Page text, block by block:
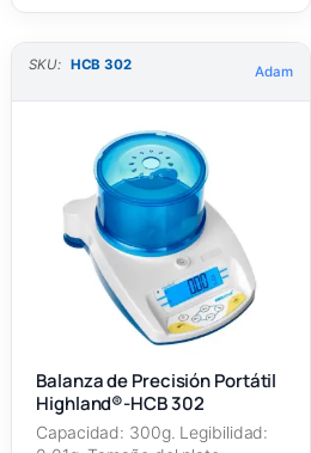
SKU: HCB 302 Adam
Balanza de Precisión Portátil
Highland®-HCB 302
Capacidad: 300g. Legibilidad: